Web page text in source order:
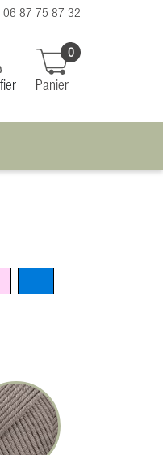
06 87 75 87 32
Panier
0